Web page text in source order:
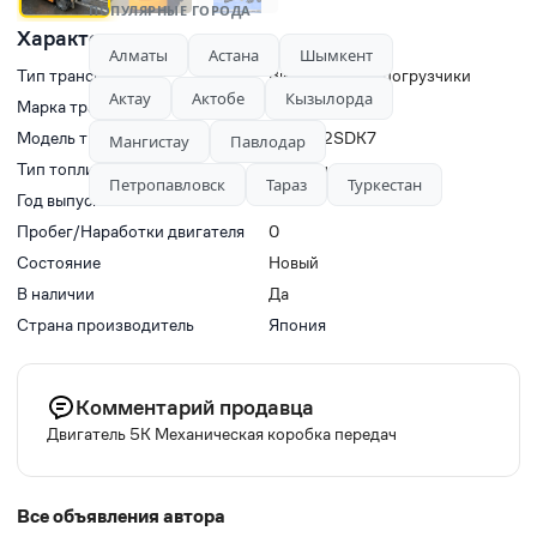
Характеристики
Тип транспорта
Вилочные автопогрузчики
Марка транспорта
TOYOTA
Модель транспорта
Toyota 2SDK7
Тип топлива
Газ-Бензин
Год выпуска
2009
Пробег/Наработки двигателя
0
Состояние
Новый
В наличии
Да
Страна производитель
Япония
Комментарий продавца
Двигатель 5К Механическая коробка передач
Все объявления автора
ПОПУЛЯРНЫЕ ГОРОДА
Алматы Астана
Шымкент
Актау
Актобе
Кызылорда
Мангистау
Павлодар
Петропавловск
Тараз Туркестан